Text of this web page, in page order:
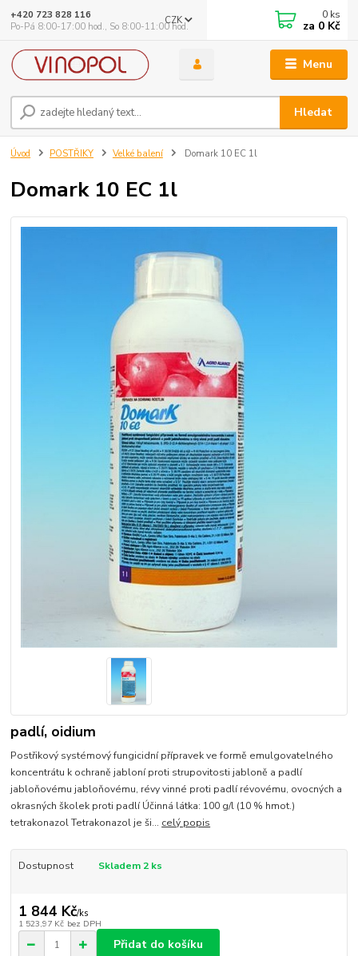
Menu
CZK
Hledat
+420 723 828 116
Po-Pá 8:00-17:00 hod., So 8:00-11:00 hod.
0 ks
za 0 Kč
Úvod POSTŘIKY Velké balení Domark 10 EC 1l
Domark 10 EC 1l
padlí, oidium
Postřikový systémový fungicidní přípravek ve formě emulgovatelného
koncentrátu k ochraně jabloní proti strupovitosti jabloně a padlí
jabloňovému jabloňovému, révy vinné proti padlí révovému, ovocných a
okrasných školek proti padlí Účinná látka: 100 g/l (10 % hmot.)
tetrakonazol Tetrakonazol je ši... celý popis
Dostupnost Skladem 2 ks
1 844 Kč/ks
1 523,97 Kč bez DPH
Přidat do košíku